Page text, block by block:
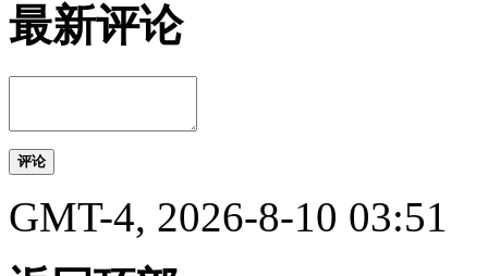
最新评论
评论
GMT-4, 2026-8-10 03:51